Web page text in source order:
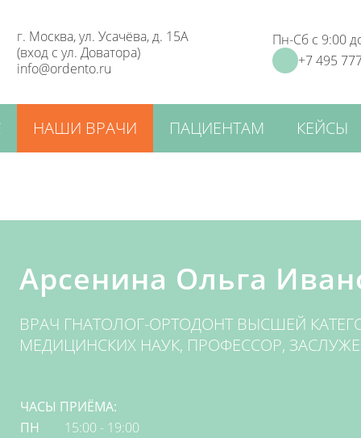
г. Москва, ул. Усачёва, д. 15А
(вход с ул. Доватора)
info@ordento.ru
Пн-Сб с 9:00
+7 495
НАШИ ВРАЧИ ПАЦИЕНТАМ
ОРДЕНТО —
МОСКВЕ
ОПЛАТЫ
ГАРАНТИИ И
КЕЙСЫ
Арсенина Ольга
ВРАЧ ГНАТОЛОГ-ОРТОДОНТ ВЫСШЕЙ
МЕДИЦИНСКИХ НАУК, ПРОФЕССОР,
ЧАСЫ ПРИЁМА:
ПН
15:00 - 19:00